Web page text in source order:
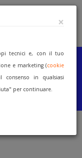
×
tecnici e, con il tuo
e marketing (cookie
in qualsiasi
per continuare.